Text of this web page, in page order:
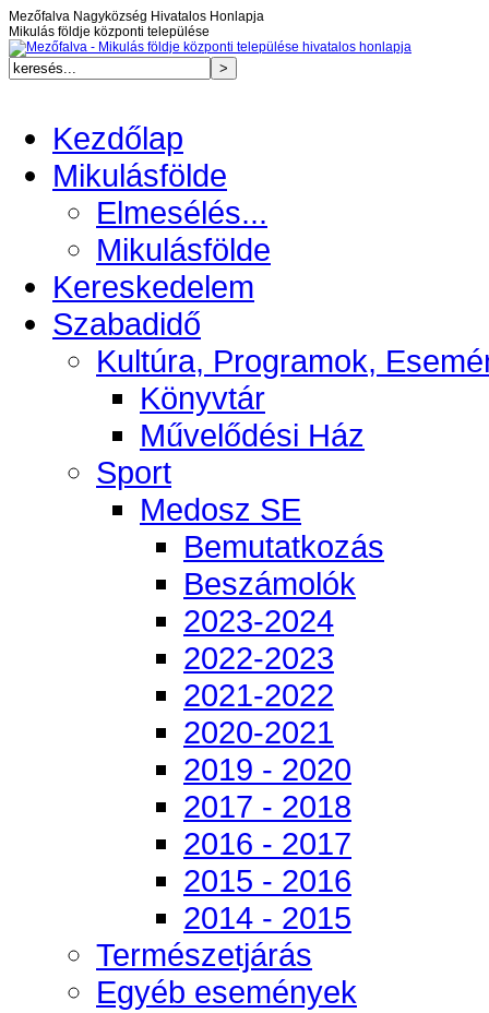
Mezőfalva Nagyközség Hivatalos Honlapja
Mikulás földje központi települése
Kezdőlap
Mikulásfölde
Elmesélés...
Mikulásfölde
Kereskedelem
Szabadidő
Kultúra, Programok,
Könyvtár
Művelődési Ház
Sport
Medosz SE
Bemutatkozás
Beszámolók
2023-2024
2022-2023
2021-2022
2020-2021
2019 - 2020
2017 - 2018
2016 - 2017
2015 - 2016
2014 - 2015
Természetjárás
Egyéb események